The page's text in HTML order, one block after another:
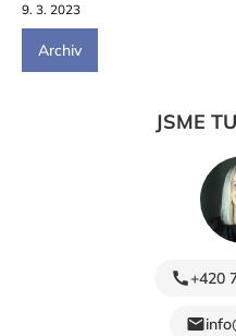
9. 3. 2023
Archiv
JSME
+420